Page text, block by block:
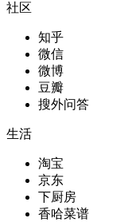
社区
知乎
微信
微博
豆瓣
搜外问答
生活
淘宝
京东
下厨房
香哈菜谱